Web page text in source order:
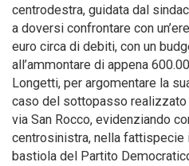
centrodestra, guidata dal
a doversi confrontare con
euro circa di debiti, con un
all’ammontare di appena
Longetti, per argomentare la
caso del sottopasso realizzato
via San Rocco, evidenziando
centrosinistra, nella
bastiola del Partito